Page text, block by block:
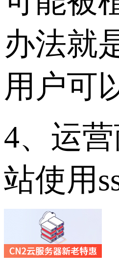
办法就
用户可
4、运
站使用